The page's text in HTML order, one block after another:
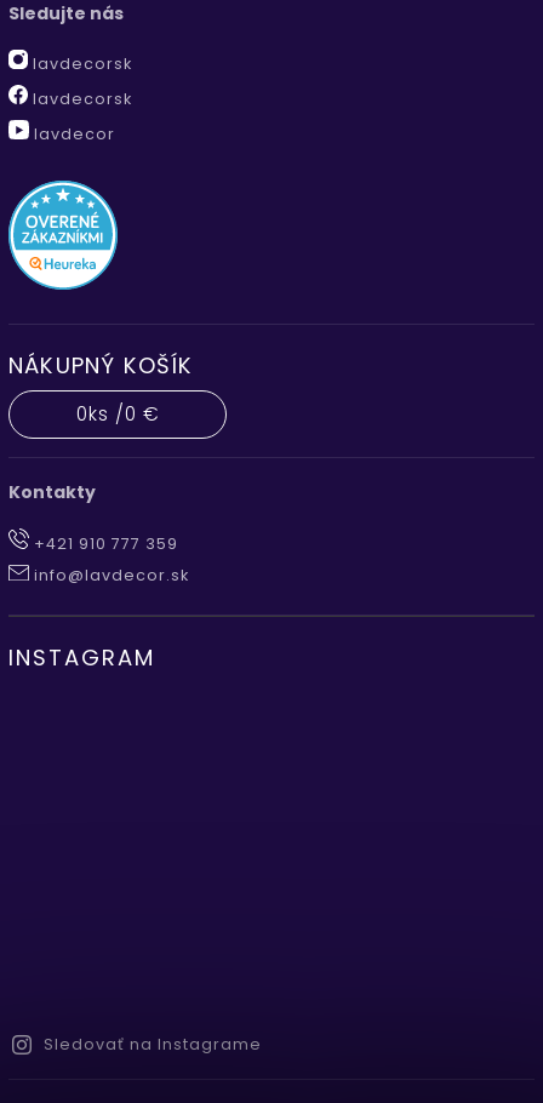
Sledujte nás
lavdecorsk
lavdecorsk
lavdecor
NÁKUPNÝ KOŠÍK
0ks /0 €
Kontakty
+421 910 777 359
info@lavdecor.sk
INSTAGRAM
Sledovať na Instagrame